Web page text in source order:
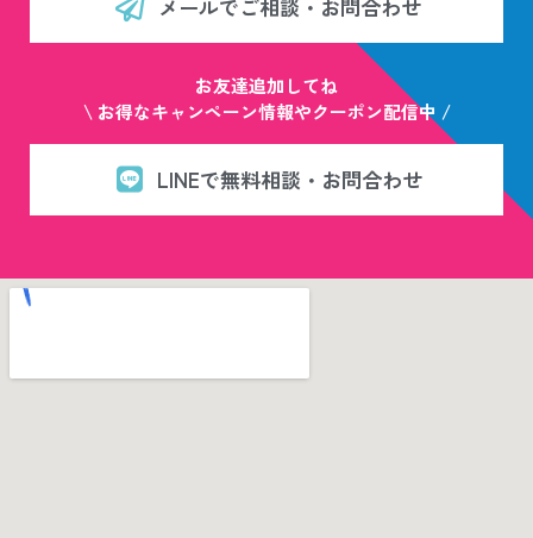
メールでご相談・お問合わせ
お友達追加してね
\ お得なキャンペーン情報やクーポン配信中 /
LINEで無料相談・お問合わせ